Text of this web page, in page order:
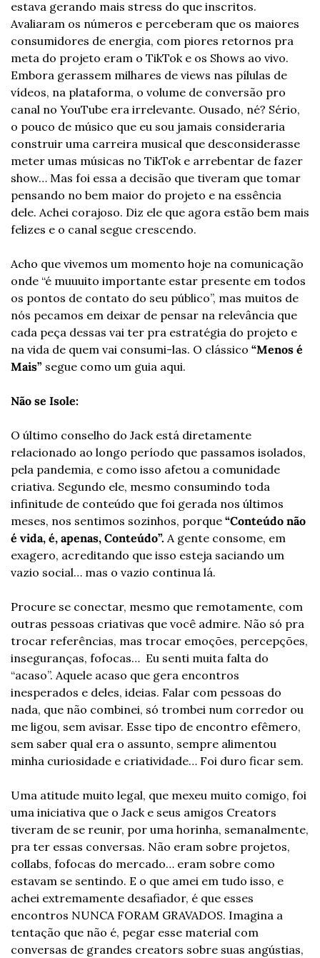
estava gerando mais stress do que inscritos.
Avaliaram os números e perceberam que os maiores
consumidores de energia, com piores retornos pra
meta do projeto eram o TikTok e os Shows ao vivo.
Embora gerassem milhares de views nas pílulas de
vídeos, na plataforma, o volume de conversão pro
canal no YouTube era irrelevante. Ousado, né? Sério,
o pouco de músico que eu sou jamais consideraria
construir uma carreira musical que desconsiderasse
meter umas músicas no TikTok e arrebentar de fazer
show… Mas foi essa a decisão que tiveram que tomar
pensando no bem maior do projeto e na essência
dele. Achei corajoso. Diz ele que agora estão bem mais
felizes e o canal segue crescendo.
Acho que vivemos um momento hoje na comunicação
onde “é muuuito importante estar presente em todos
os pontos de contato do seu público”, mas muitos de
nós pecamos em deixar de pensar na relevância que
cada peça dessas vai ter pra estratégia do projeto e
na vida de quem vai consumi-las. O clássico “Menos é
Mais” segue como um guia aqui.
Não se Isole:
O último conselho do Jack está diretamente
relacionado ao longo período que passamos isolados,
pela pandemia, e como isso afetou a comunidade
criativa. Segundo ele, mesmo consumindo toda
infinitude de conteúdo que foi gerada nos últimos
meses, nos sentimos sozinhos, porque “Conteúdo não
é vida, é, apenas, Conteúdo”. A gente consome, em
exagero, acreditando que isso esteja saciando um
vazio social… mas o vazio continua lá.
Procure se conectar, mesmo que remotamente, com
outras pessoas criativas que você admire. Não só pra
trocar referências, mas trocar emoções, percepções,
inseguranças, fofocas…  Eu senti muita falta do
“acaso”. Aquele acaso que gera encontros
inesperados e deles, ideias. Falar com pessoas do
nada, que não combinei, só trombei num corredor ou
me ligou, sem avisar. Esse tipo de encontro efêmero,
sem saber qual era o assunto, sempre alimentou
minha curiosidade e criatividade… Foi duro ficar sem.
Uma atitude muito legal, que mexeu muito comigo, foi
uma iniciativa que o Jack e seus amigos Creators
tiveram de se reunir, por uma horinha, semanalmente,
pra ter essas conversas. Não eram sobre projetos,
collabs, fofocas do mercado… eram sobre como
estavam se sentindo. E o que amei em tudo isso, e
achei extremamente desafiador, é que esses
encontros NUNCA FORAM GRAVADOS. Imagina a
tentação que não é, pegar esse material com
conversas de grandes creators sobre suas angústias,